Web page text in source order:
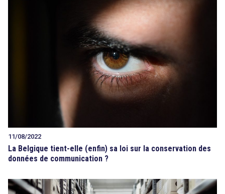
11/08/2022
La Belgique tient-elle (enfin) sa loi sur la conservation des
données de communication ?